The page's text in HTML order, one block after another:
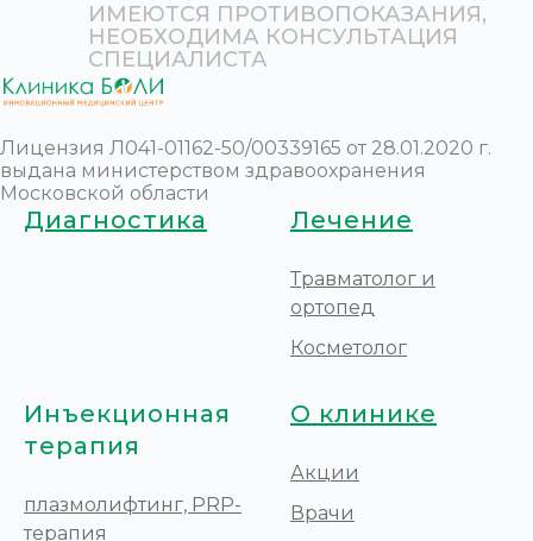
ИМЕЮТСЯ ПРОТИВОПОКАЗАНИЯ,
НЕОБХОДИМА КОНСУЛЬТАЦИЯ
СПЕЦИАЛИСТА
Лицензия Л041-01162-50/00339165 от 28.01.2020 г.
выдана министерством здравоохранения
Московской области
Диагностика Лечение
Травматолог и
ортопед
Косметолог
Инъекционная
терапия
плазмолифтинг, PRP-
терапия
О клинике
Акции
Врачи